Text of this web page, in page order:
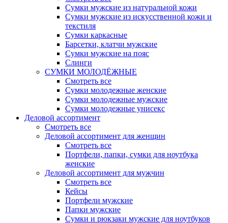
Сумки мужские из натуральной кожи
Сумки мужские из искусственной кожи и
текстиля
Сумки каркасные
Барсетки, клатчи мужские
Сумки мужские на пояс
Слинги
СУМКИ МОЛОДЁЖНЫЕ
Смотреть все
Сумки молодежные женские
Сумки молодежные мужские
Сумки молодежные унисекс
Деловой ассортимент
Смотреть все
Деловой ассортимент для женщин
Смотреть все
Портфели, папки, сумки для ноутбука
женские
Деловой ассортимент для мужчин
Смотреть все
Кейсы
Портфели мужские
Папки мужские
Сумки и рюкзаки мужские для ноутбуков